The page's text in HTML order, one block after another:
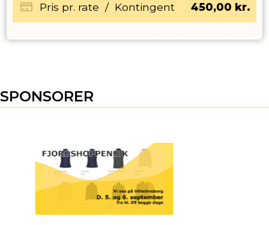
Pris pr. rate / Kontingent 450,00 kr.
SPONSORER